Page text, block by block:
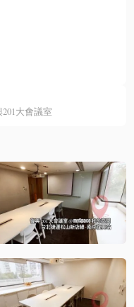
大會議室